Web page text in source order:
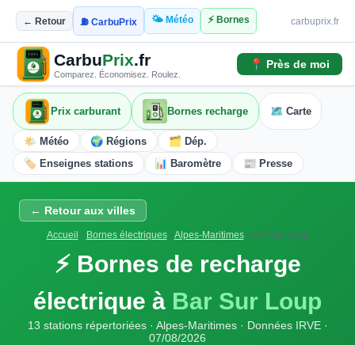
← Retour ⛽ CarbuPrix 🌤️ Météo ⚡ Bornes carbuprix.fr
CarbuPrix.fr
Comparez. Économisez. Roulez.
📍 Près de moi
Prix carburant Bornes recharge 🗺️ Carte
🌤️ Météo 🌍 Régions
🗂️ Dép.
🏷️ Enseignes stations
📊 Baromètre 📰 Presse
← Retour aux villes
Accueil › Bornes électriques›Alpes-Maritimes› Bar Sur Loup
⚡ Bornes de recharge
électrique à Bar Sur Loup
13 stations répertoriées · Alpes-Maritimes · Données IRVE ·
07/08/2026